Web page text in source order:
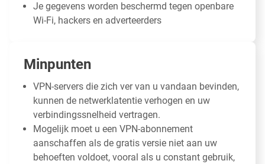
Je gegevens worden beschermd tegen openbare
Wi-Fi, hackers en adverteerders
Minpunten
VPN-servers die zich ver van u vandaan bevinden,
kunnen de netwerklatentie verhogen en uw
verbindingssnelheid vertragen.
Mogelijk moet u een VPN-abonnement
aanschaffen als de gratis versie niet aan uw
behoeften voldoet, vooral als u constant gebruik,